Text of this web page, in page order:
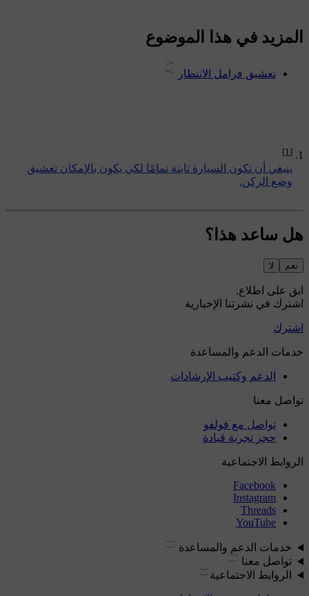
[1]
ينبغي أن تكون السيارة ثابتة تمامًا لكي يكون بالإمكان تعشيق
وضع الركن.
المزيد في هذا الموضوع
تعشيق فرامل الانتظار
هل ساعد هذا؟
نعم لا